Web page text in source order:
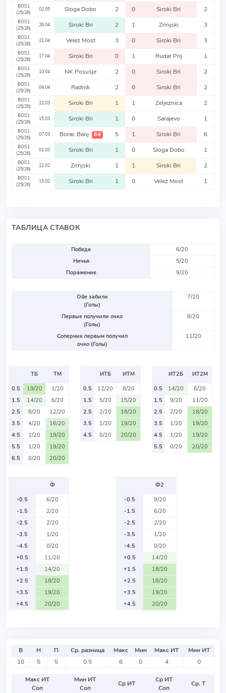
BOS1
(25/26)
02.05 Sloga Dobo 2 0 Siroki Bri 2
BOS1
(25/26)
26.04 Siroki Bri 2 1 Zrinjski 3
BOS1
(25/26)
21.04 Velez Most 3 0 Siroki Bri 3
BOS1
(25/26)
17.04 Siroki Bri 0 1 Rudar Prij 1
BOS1
(25/26)
10.04 NK Posusje 2 0 Siroki Bri 2
BOS1
(25/26)
04.04 Radnik 2 0 Siroki Bri 2
BOS1
(25/26)
22.03 Siroki Bri 1 1 Zeljeznica 2
BOS1
(25/26)
15.03 Siroki Bri 1 0 Sarajevo 1
BOS1
(25/26)
07.03 Borac Banj 64 5 1 Siroki Bri 6
BOS1
(25/26)
01.03 Siroki Bri 1 0 Sloga Dobo 1
BOS1
(25/26)
22.02 Zrinjski 1 1 Siroki Bri 2
BOS1
(25/26)
15.02 Siroki Bri 1 0 Velez Most 1
ТАБЛИЦА СТАВОК
Победа
6/20
Ничья
5/20
Поражение
9/20
Обе забили
(Голы)
7/20
Первые получили очко
(Голы)
8/20
Соперник первым получил
очко (Голы)
11/20
ТБ
ТМ
0.5
19/20
1/20
1.5
14/20
6/20
2.5
8/20
12/20
3.5
4/20
16/20
4.5
1/20
19/20
5.5
1/20
19/20
6.5
0/20 20/20
ИТБ
ИТМ
0.5
12/20
8/20
1.5
5/20
15/20
2.5
2/20
18/20
3.5
1/20
19/20
4.5
0/20 20/20
ИТ2Б
ИТ2М
0.5
14/20
6/20
1.5
9/20
11/20
2.5
2/20
18/20
3.5
1/20
19/20
4.5
1/20
19/20
5.5
0/20 20/20
Ф
-0.5
6/20
-1.5
2/20
-2.5
2/20
-3.5
1/20
-4.5
0/20
+0.5
11/20
+1.5
14/20
+2.5
18/20
+3.5
19/20
+4.5
20/20
Ф2
-0.5
9/20
-1.5
6/20
-2.5
2/20
-3.5
1/20
-4.5
0/20
+0.5
14/20
+1.5
18/20
+2.5
18/20
+3.5
19/20
+4.5
20/20
В Н П Ср. разница Макс Мин Макс ИТ
Мин ИТ
10
5 5 0.5 6 0 4 0
Макс ИТ
Соп
Мин ИТ
Соп
Ср ИТ
Ср ИТ
Соп
Ср. Т